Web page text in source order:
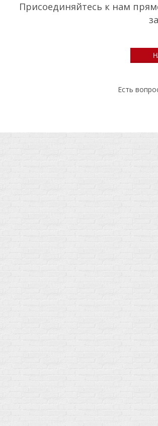
Присоединяйтесь к нам
Есть